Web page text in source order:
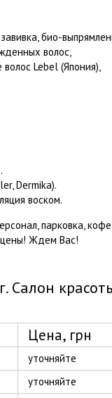
био-
волос,
Lebel (Япония),
Dermika).
воском.
парковка, кофе,
Ждем Вас!
Салон
Цена, грн
уточняйте
уточняйте